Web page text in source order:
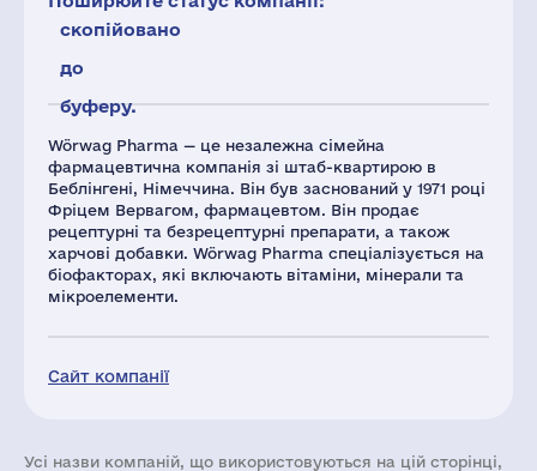
Wörwag Pharma — це незалежна сімейна
фармацевтична компанія зі штаб-квартирою в
Беблінгені, Німеччина. Він був заснований у 1971 році
Фріцем Вервагом, фармацевтом. Він продає
рецептурні та безрецептурні препарати, а також
харчові добавки. Wörwag Pharma спеціалізується на
біофакторах, які включають вітаміни, мінерали та
мікроелементи.
Сайт компанії
скопійовано
до
буферу.
Усі назви компаній, що використовуються на цій сторінці,